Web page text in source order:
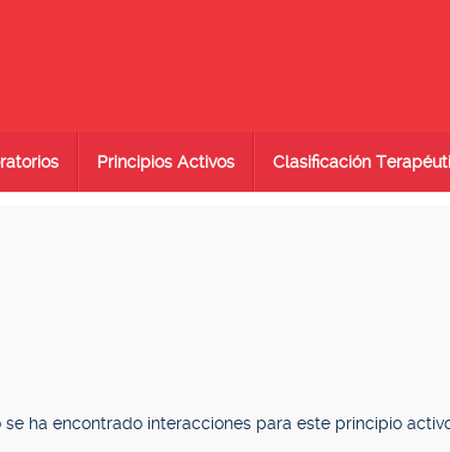
Principios Activos Clasificación
ha encontrado interacciones para este principio